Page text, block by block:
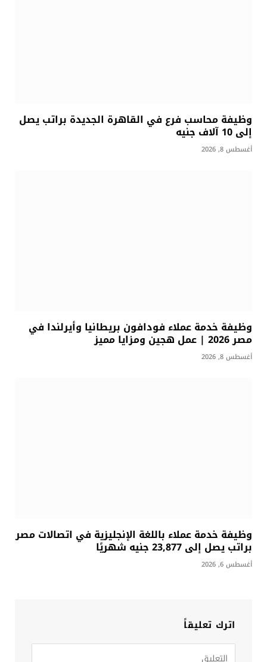
وظيفة محاسب فرع في القاهرة الجديدة براتب يصل
إلى 10 آلاف جنيه
أغسطس 8, 2026
وظيفة خدمة عملاء فودافون بريطانيا وأيرلندا في
مصر 2026 | عمل هجين ومزايا مميز
أغسطس 8, 2026
وظيفة خدمة عملاء باللغة الإنجليزية في اتصالات مصر
براتب يصل إلى 23,877 جنيه شهريًا
أغسطس 6, 2026
اترك تعليقاً